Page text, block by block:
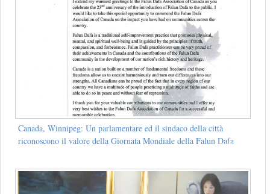
Canada, Winnipeg: Un parlamentare ed il sindaco della città
riconoscono il valore della Giornata Mondiale della Falun Dafa